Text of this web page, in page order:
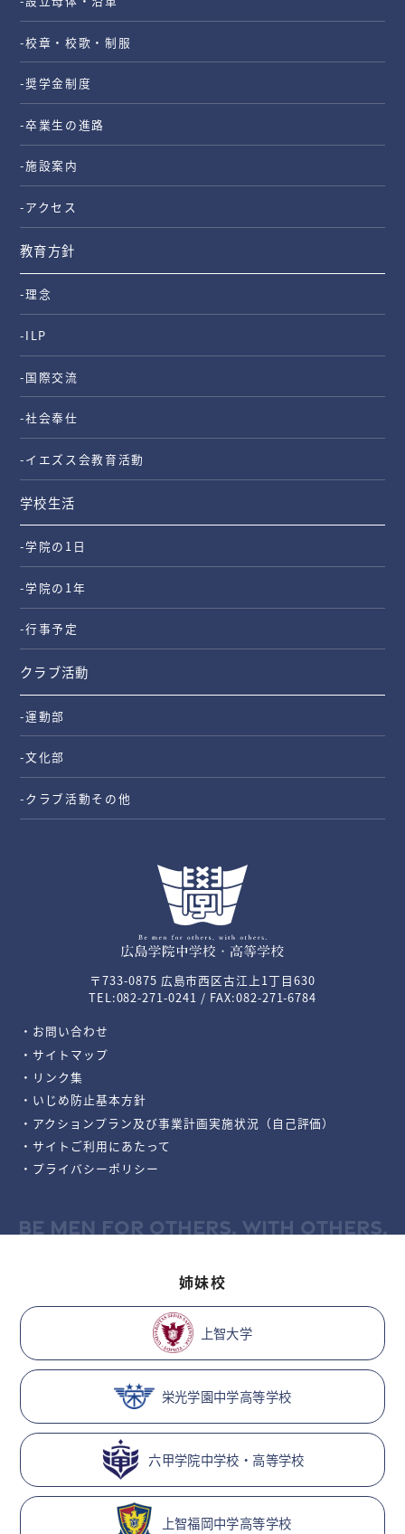
〒733-0875 広島市西区古江上1丁目630
TEL:082-271-0241 / FAX:082-271-6784
・お問い合わせ
・サイトマップ
・リンク集
・いじめ防止基本方針
・アクションプラン及び事業計画実施状況（自己評価）
・サイトご利用にあたって
・プライバシーポリシー
-校章・校歌・制服
-奨学金制度
-卒業生の進路
-施設案内
-アクセス
教育方針
-理念
-ILP
-国際交流
-社会奉仕
-イエズス会教育活動
学校生活
-学院の1日
-学院の1年
-行事予定
クラブ活動
-運動部
-文化部
-クラブ活動その他
BE MEN FOR OTHERS, WITH OTHERS.
姉妹校
上智大学
栄光学園中学高等学校
六甲学院中学校・高等学校
上智福岡中学高等学校